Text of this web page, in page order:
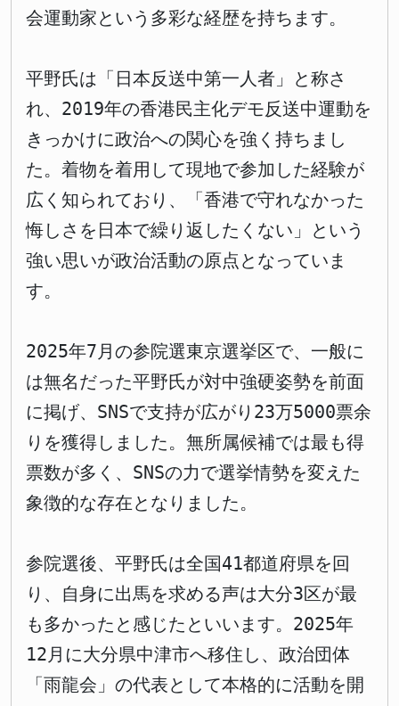
会運動家という多彩な経歴を持ちます。
平野氏は「日本反送中第一人者」と称さ
れ、2019年の香港民主化デモ反送中運動を
きっかけに政治への関心を強く持ちまし
た。着物を着用して現地で参加した経験が
広く知られており、「香港で守れなかった
悔しさを日本で繰り返したくない」という
強い思いが政治活動の原点となっていま
す。
2025年7月の参院選東京選挙区で、一般に
は無名だった平野氏が対中強硬姿勢を前面
に掲げ、SNSで支持が広がり23万5000票余
りを獲得しました。無所属候補では最も得
票数が多く、SNSの力で選挙情勢を変えた
象徴的な存在となりました。
参院選後、平野氏は全国41都道府県を回
り、自身に出馬を求める声は大分3区が最
も多かったと感じたといいます。2025年
12月に大分県中津市へ移住し、政治団体
「雨龍会」の代表として本格的に活動を開